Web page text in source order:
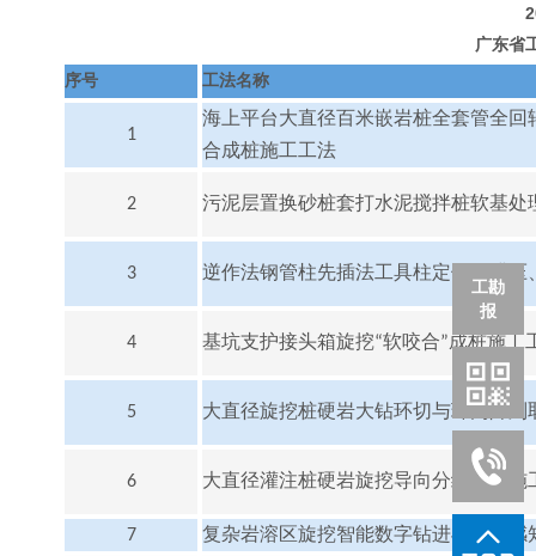
广东省
序号 工法名称
1
海上平台大直径百米嵌岩桩全套管全回
合成桩施工工法
2 污泥层置换砂桩套打水泥搅拌桩软基处
3 逆作法钢管柱先插法工具柱定位、泄压
4 基坑支护接头箱旋挖“软咬合”成桩施工
5 大直径旋挖桩硬岩大钻环切与环内阵列
6 大直径灌注桩硬岩旋挖导向分级扩孔施
7 复杂岩溶区旋挖智能数字钻进与光纤感
工勘
报